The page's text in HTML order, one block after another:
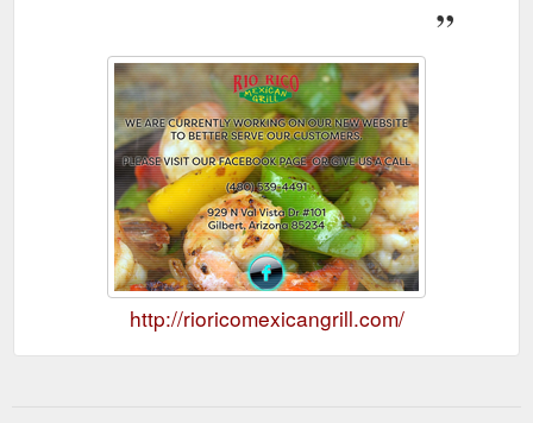
http://rioricomexicangrill.com/